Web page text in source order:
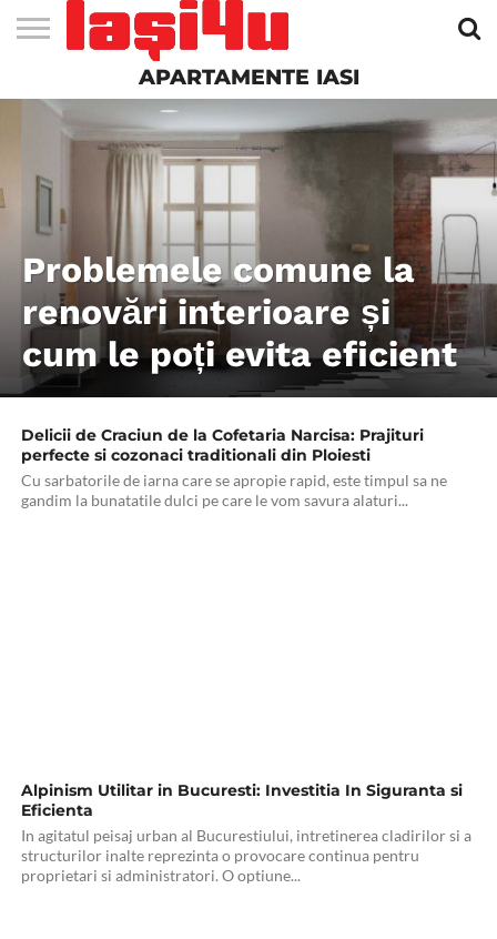
EVENIMENTE
STIRI
APARTAMENTE
NOI IASI
STIRI
IASI
JOBS
IN
IASI
FILME
LA
CINEMA
CLUBURI /
DISCOTECI
BARURI /
CAFENELE
SALI DE
FORTA
FITNESS
SALOANE DE
INFRUMUSETARE
AGENTII
DE
TURISM
IASI
RESTAURANTE
IN IASI
PIZZA
IN
IASI
PISCINA
IN IASI
FLORARII
RADIO
LIVE
IN IASI
SPALATORII
AUTO
TRACTARI
AUTO
TAXI
IN
IASI
CINEMA
TEATRU
HOTELURI
/
PENSIUNI
TEREN
SPORTIV
TEREN
TENIS
IASI
FARMACII
NON
STOP
COFFEE-
TO-GO
FIRME DE
PUBLICITATE
RENT
A
CAR
APARTAMENTE IASI
Problemele comune la
renovări interioare și
cum le poți evita eficient
Delicii de Craciun de la Cofetaria Narcisa: Prajituri
perfecte si cozonaci traditionali din Ploiesti
Cu sarbatorile de iarna care se apropie rapid, este timpul sa ne
gandim la bunatatile dulci pe care le vom savura alaturi...
Alpinism Utilitar in Bucuresti: Investitia In Siguranta si
Eficienta
In agitatul peisaj urban al Bucurestiului, intretinerea cladirilor si a
structurilor inalte reprezinta o provocare continua pentru
proprietari si administratori. O optiune...